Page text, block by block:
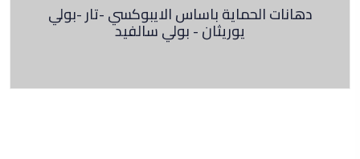
دهانات الحماية باساس الايبوكسي -تار -بولي
يوريثان - بولي سالفيد